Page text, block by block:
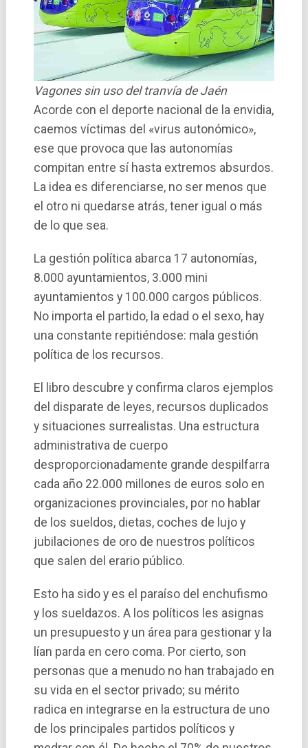
Vagones sin uso del tranvía de Jaén
Acorde con el deporte nacional de la envidia,
caemos ví­ctimas del «virus autonómico»,
ese que provoca que las autonomí­as
compitan entre sí­ hasta extremos absurdos.
La idea es diferenciarse, no ser menos que
el otro ni quedarse atrás, tener igual o más
de lo que sea.
La gestión polí­tica abarca 17 autonomí­as,
8.000 ayuntamientos, 3.000 mini
ayuntamientos y 100.000 cargos públicos.
No importa el partido, la edad o el sexo, hay
una constante repitiéndose: mala gestión
polí­tica de los recursos.
El libro descubre y confirma claros ejemplos
del disparate de leyes, recursos duplicados
y situaciones surrealistas. Una estructura
administrativa de cuerpo
desproporcionadamente grande despilfarra
cada año 22.000 millones de euros solo en
organizaciones provinciales, por no hablar
de los sueldos, dietas, coches de lujo y
jubilaciones de oro de nuestros polí­ticos
que salen del erario público.
Esto ha sido y es el paraí­so del enchufismo
y los sueldazos. A los polí­ticos les asignas
un presupuesto y un área para gestionar y la
lí­an parda en cero coma. Por cierto, son
personas que a menudo no han trabajado en
su vida en el sector privado; su mérito
radica en integrarse en la estructura de uno
de los principales partidos polí­ticos y